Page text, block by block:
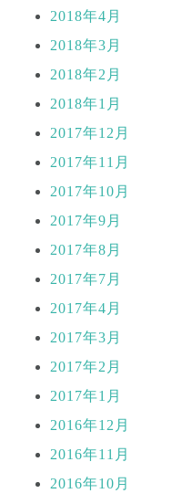
2018年4月
2018年3月
2018年2月
2018年1月
2017年12月
2017年11月
2017年10月
2017年9月
2017年8月
2017年7月
2017年4月
2017年3月
2017年2月
2017年1月
2016年12月
2016年11月
2016年10月